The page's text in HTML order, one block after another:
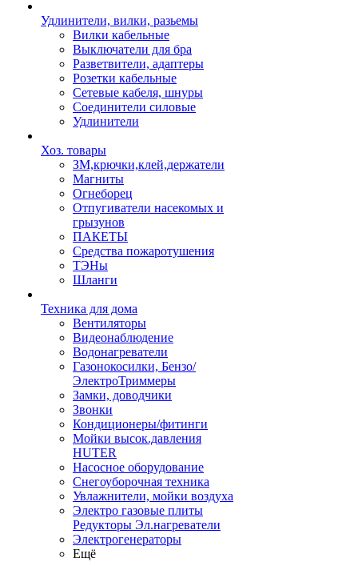
Удлинители, вилки, разьемы
Вилки кабельные
Выключатели для бра
Разветвители, адаптеры
Розетки кабельные
Сетевые кабеля, шнуры
Соединители силовые
Удлинители
Хоз. товары
ЗМ,крючки,клей,держатели
Магниты
Огнеборец
Отпугиватели насекомых и
грызунов
ПАКЕТЫ
Средства пожаротушения
ТЭНы
Шланги
Техника для дома
Вентиляторы
Видеонаблюдение
Водонагреватели
Газонокосилки, Бензо/
ЭлектроТриммеры
Замки, доводчики
Звонки
Кондиционеры/фитинги
Мойки высок.давления
HUTER
Насосное оборудование
Снегоуборочная техника
Увлажнители, мойки воздуха
Электро газовые плиты
Редукторы Эл.нагреватели
Электрогенераторы
Ещё